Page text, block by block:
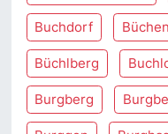
Buchdorf
Büchlberg
Burgberg